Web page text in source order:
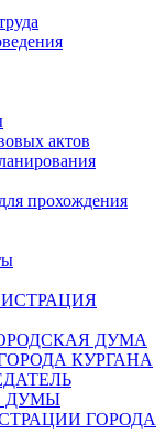
актов
прохождения
ДУМА
КУРГАНА
ДУМЫ
ГОРОДА